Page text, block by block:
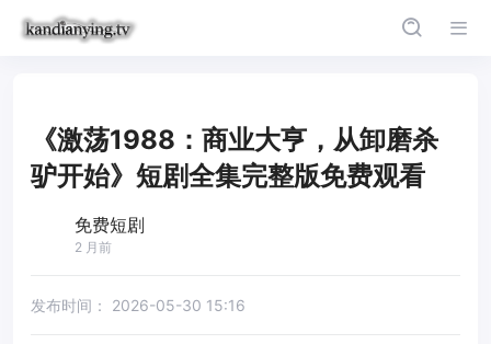
《激荡1988：商业大亨，从卸磨杀
驴开始》短剧全集完整版免费观看
免费短剧
2 月前
发布时间： 2026-05-30 15:16